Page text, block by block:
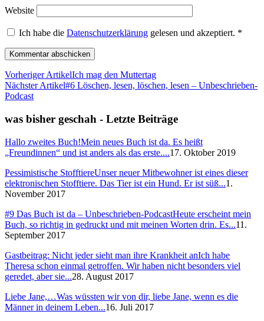
Website
Ich habe die Datenschutzerklärung gelesen und akzeptiert. *
Vorheriger ArtikelIch mag den Muttertag
Nächster Artikel#6 Löschen, lesen, löschen, lesen – Unbeschrieben-
Podcast
was bisher geschah - Letzte Beiträge
Hallo zweites Buch!Mein neues Buch ist da. Es heißt
„Freundinnen“ und ist anders als das erste....17. Oktober 2019
Pessimistische StofftiereUnser neuer Mitbewohner ist eines dieser
elektronischen Stofftiere. Das Tier ist ein Hund. Er ist süß...1.
November 2017
#9 Das Buch ist da – Unbeschrieben-PodcastHeute erscheint mein
Buch, so richtig in gedruckt und mit meinen Worten drin. Es...11.
September 2017
Gastbeitrag: Nicht jeder sieht man ihre Krankheit anIch habe
Theresa schon einmal getroffen. Wir haben nicht besonders viel
geredet, aber sie...28. August 2017
Liebe Jane,…Was wüssten wir von dir, liebe Jane, wenn es die
Männer in deinem Leben...16. Juli 2017